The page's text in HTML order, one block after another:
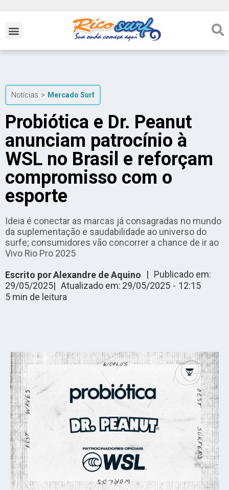
Notícias > Mercado Surf
Probiótica e Dr. Peanut
anunciam patrocínio à
WSL no Brasil e reforçam
compromisso com o
esporte
Ideia é conectar as marcas já consagradas no mundo
da suplementação e saudabilidade ao universo do
surfe; consumidores vão concorrer a chance de ir ao
Vivo Rio Pro 2025
Escrito porAlexandre de Aquino | Publicado em:
29/05/2025| Atualizado em: 29/05/2025 - 12:15
5 min de leitura